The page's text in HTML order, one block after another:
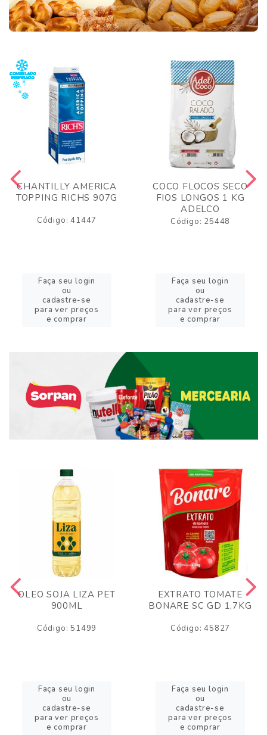
CHANTILLY AMERICA
TOPPING RICHS 907G
Código: 41447
Faça seu login
ou
cadastre-se
para ver preços
e comprar
COCO FLOCOS SECO
FIOS LONGOS 1 KG
ADELCO
Código: 25448
Faça seu login
ou
cadastre-se
para ver preços
e comprar
OLEO SOJA LIZA PET
900ML
Código: 51499
Faça seu login
ou
cadastre-se
para ver preços
e comprar
EXTRATO TOMATE
BONARE SC GD 1,7KG
Código: 45827
Faça seu login
ou
cadastre-se
para ver preços
e comprar